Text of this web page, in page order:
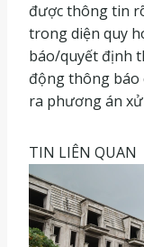
được thông tin
trong diện quy
báo/quyết định
động thông báo
ra phương án
TIN LIÊN QUAN